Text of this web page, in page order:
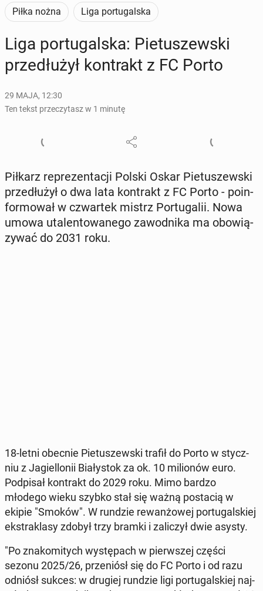
Piłka nożna Liga portugalska
Liga por­tu­gal­ska: Pie­tu­szew­ski
prze­dłu­żył kon­trakt z FC Porto
29 MAJA, 12:30
Ten tekst przeczytasz w 1 minutę
Piłkarz re­pre­zen­ta­cji Polski Oskar Pie­tu­szew­ski
prze­dłu­żył o dwa lata kon­trakt z FC Porto - po­in­
for­mo­wał w czwar­tek mistrz Por­tu­ga­lii. Nowa
umowa uta­len­to­wa­ne­go za­wod­ni­ka ma obo­wią­
zy­wać do 2031 roku.
18-letni obecnie Pie­tu­szew­ski trafił do Porto w stycz­
niu z Ja­giel­lo­nii Bia­ły­stok za ok. 10 mi­lio­nów euro.
Pod­pi­sał kon­trakt do 2029 roku. Mimo bardzo
młodego wieku szybko stał się ważną po­sta­cią w
ekipie "Smoków". W rundzie re­wan­żo­wej por­tu­gal­skiej
eks­tra­kla­sy zdobył trzy bramki i za­li­czył dwie asysty.
"Po zna­ko­mi­tych wy­stę­pach w pierw­szej części
sezonu 2025/26, prze­niósł się do FC Porto i od razu
odniósł sukces: w drugiej rundzie ligi por­tu­gal­skiej naj­